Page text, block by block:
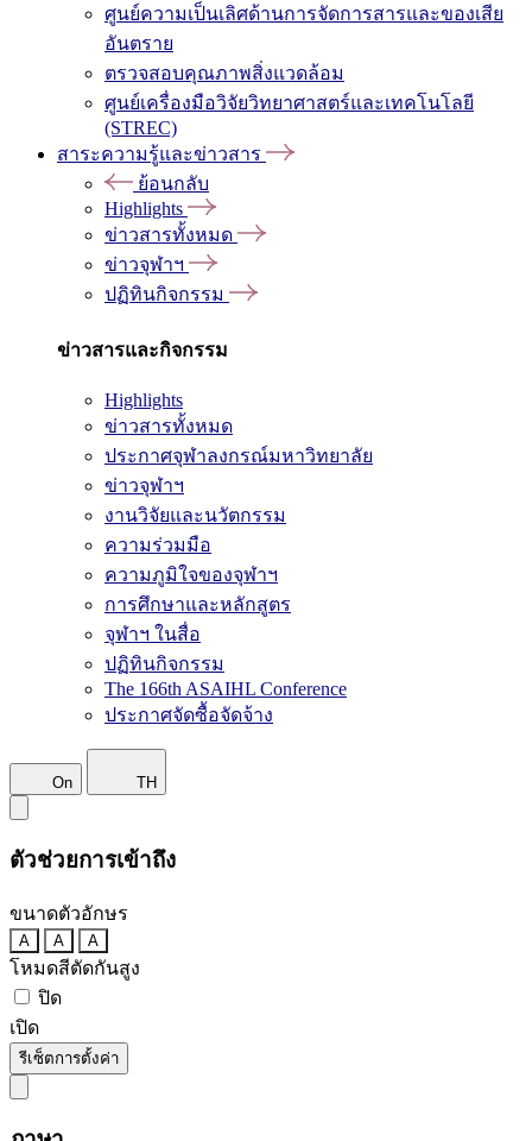
ศูนย์ความเป็นเลิศด้านการจัดการสารและของเสีย
อันตราย
ตรวจสอบคุณภาพสิ่งแวดล้อม
ศูนย์เครื่องมือวิจัยวิทยาศาสตร์และเทคโนโลยี
(STREC)
สาระความรู้และข่าวสาร
ย้อนกลับ
Highlights
ข่าวสารทั้งหมด
ข่าวจุฬาฯ
ปฏิทินกิจกรรม
ข่าวสารและกิจกรรม
Highlights
ข่าวสารทั้งหมด
ประกาศจุฬาลงกรณ์มหาวิทยาลัย
ข่าวจุฬาฯ
งานวิจัยและนวัตกรรม
ความร่วมมือ
ความภูมิใจของจุฬาฯ
การศึกษาและหลักสูตร
จุฬาฯ ในสื่อ
ปฏิทินกิจกรรม
The 166th ASAIHL Conference
ประกาศจัดซื้อจัดจ้าง
On TH
ตัวช่วยการเข้าถึง
ขนาดตัวอักษร
A A A
โหมดสีตัดกันสูง
ปิด
เปิด
รีเซ็ตการตั้งค่า